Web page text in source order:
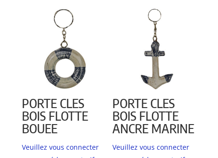
PORTE CLES
BOIS FLOTTE
BOUEE
Veuillez vous connecter
PORTE CLES
BOIS FLOTTE
ANCRE MARINE
Veuillez vous connecter